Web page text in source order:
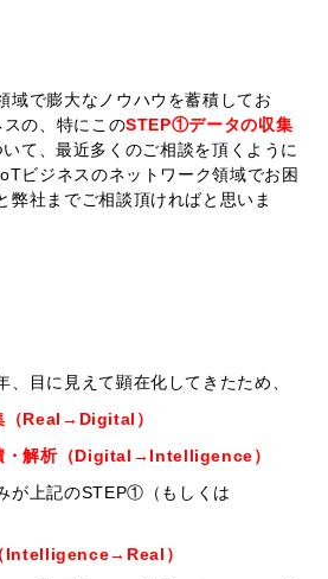
域で膨大なノウハウを蓄積してお
の、特にこのSTEP①データの収集
いて、最近多くのご相談を頂くように
ビジネスのネットワーク領域でお困
弊社までご相談頂ければと思いま
、目に見えて顕在化してきたため、
（Real→Digital）
解析（Digital→Intelligence）
が上記のSTEP①（もしくは
）